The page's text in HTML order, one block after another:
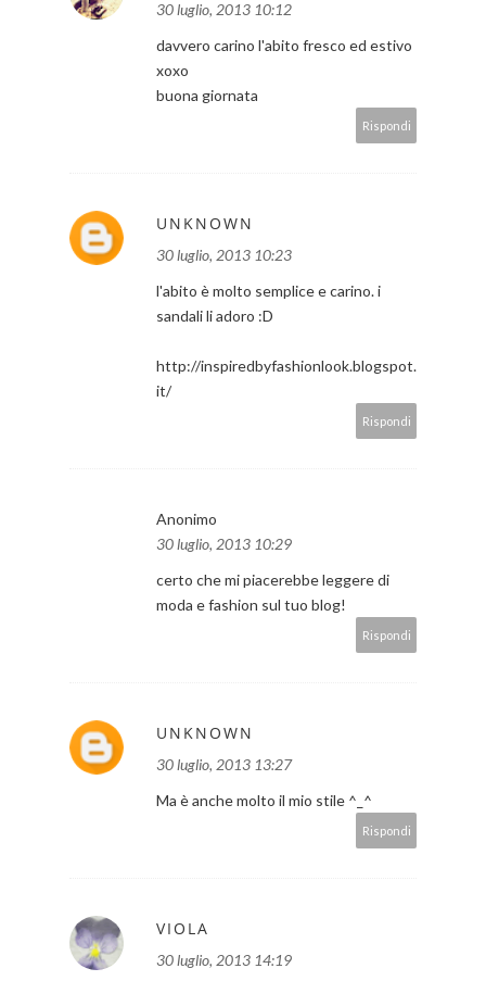
30 luglio, 2013 10:12
davvero carino l'abito fresco ed estivo
xoxo
buona giornata
Rispondi
UNKNOWN
30 luglio, 2013 10:23
l'abito è molto semplice e carino. i
sandali li adoro :D
http://inspiredbyfashionlook.blogspot.
it/
Rispondi
Anonimo
30 luglio, 2013 10:29
certo che mi piacerebbe leggere di
moda e fashion sul tuo blog!
Rispondi
UNKNOWN
30 luglio, 2013 13:27
Ma è anche molto il mio stile ^_^
Rispondi
VIOLA
30 luglio, 2013 14:19